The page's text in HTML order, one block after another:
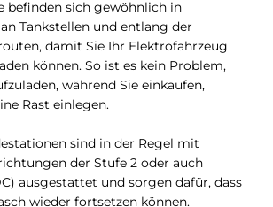
befinden sich gewöhnlich in
Tankstellen und entlang der
damit Sie Ihr Elektrofahrzeug
können. So ist es kein Problem,
während Sie einkaufen,
Rast einlegen.
sind in der Regel mit
der Stufe 2 oder auch
ausgestattet und sorgen dafür, dass
wieder fortsetzen können.